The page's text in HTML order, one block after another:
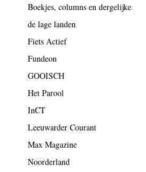
Boekjes, columns en dergelijke
de lage landen
Fiets Actief
Fundeon
GOOISCH
Het Parool
InCT
Leeuwarder Courant
Max Magazine
Noorderland